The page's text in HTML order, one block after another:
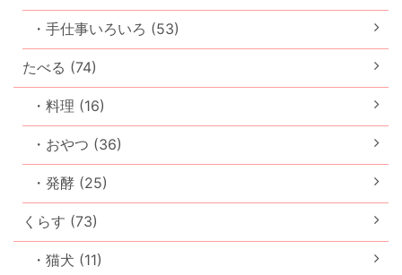
・手仕事いろいろ (53)
たべる (74)
・料理 (16)
・おやつ (36)
・発酵 (25)
くらす (73)
・猫犬 (11)